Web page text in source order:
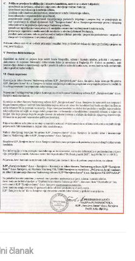
članak